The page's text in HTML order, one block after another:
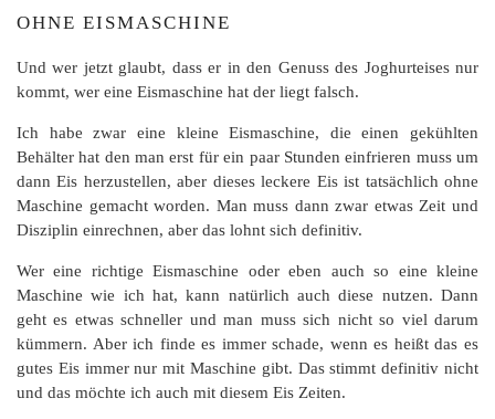
OHNE EISMASCHINE
Und wer jetzt glaubt, dass er in den Genuss des Joghurteises nur
kommt, wer eine Eismaschine hat der liegt falsch.
Ich habe zwar eine kleine Eismaschine, die einen gekühlten
Behälter hat den man erst für ein paar Stunden einfrieren muss um
dann Eis herzustellen, aber dieses leckere Eis ist tatsächlich ohne
Maschine gemacht worden. Man muss dann zwar etwas Zeit und
Disziplin einrechnen, aber das lohnt sich definitiv.
Wer eine richtige Eismaschine oder eben auch so eine kleine
Maschine wie ich hat, kann natürlich auch diese nutzen. Dann
geht es etwas schneller und man muss sich nicht so viel darum
kümmern. Aber ich finde es immer schade, wenn es heißt das es
gutes Eis immer nur mit Maschine gibt. Das stimmt definitiv nicht
und das möchte ich auch mit diesem Eis Zeiten.